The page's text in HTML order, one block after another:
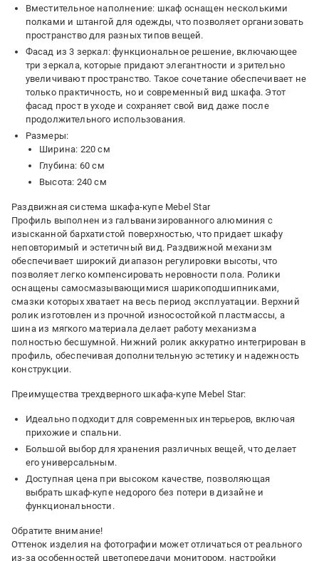
Вместительное наполнение: шкаф оснащен несколькими
полками и штангой для одежды, что позволяет организовать
пространство для разных типов вещей.
Фасад из 3 зеркал: функциональное решение, включающее
три зеркала, которые придают элегантности и зрительно
увеличивают пространство. Такое сочетание обеспечивает не
только практичность, но и современный вид шкафа. Этот
фасад прост в уходе и сохраняет свой вид даже после
продолжительного использования.
Размеры:
Ширина: 220 см
Глубина: 60 см
Высота: 240 см
Раздвижная система шкафа-купе Mebel Star
Профиль выполнен из гальванизированного алюминия с
изысканной бархатистой поверхностью, что придает шкафу
неповторимый и эстетичный вид. Раздвижной механизм
обеспечивает широкий диапазон регулировки высоты, что
позволяет легко компенсировать неровности пола. Ролики
оснащены самосмазывающимися шарикоподшипниками,
смазки которых хватает на весь период эксплуатации. Верхний
ролик изготовлен из прочной износостойкой пластмассы, а
шина из мягкого материала делает работу механизма
полностью бесшумной. Нижний ролик аккуратно интегрирован в
профиль, обеспечивая дополнительную эстетику и надежность
конструкции.
Преимущества трехдверного шкафа-купе Mebel Star:
Идеально подходит для современных интерьеров, включая
прихожие и спальни.
Большой выбор для хранения различных вещей, что делает
его универсальным.
Доступная цена при высоком качестве, позволяющая
выбрать шкаф-купе недорого без потери в дизайне и
функциональности.
Обратите внимание!
Оттенок изделия на фотографии может отличаться от реального
из-за особенностей цветопередачи монитором, настройки